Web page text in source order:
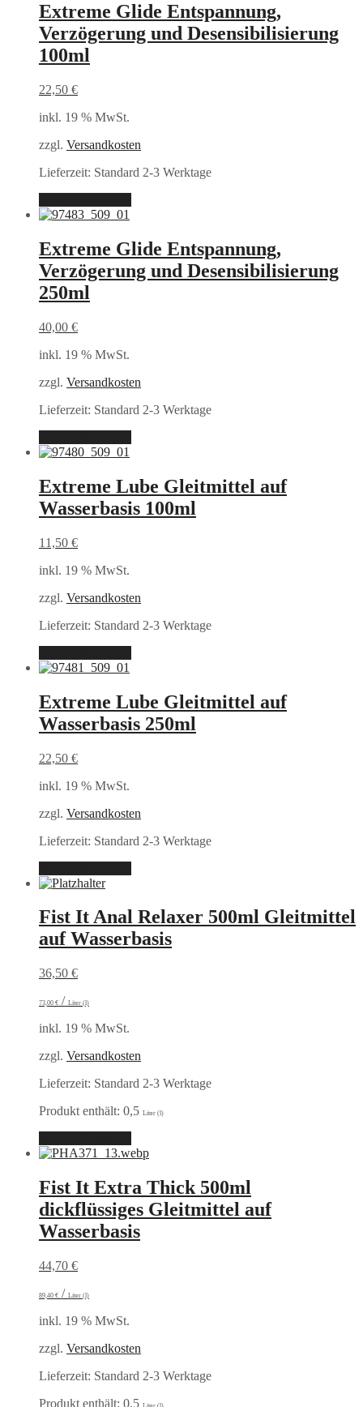
Extreme Glide Entspannung,
Verzögerung und Desensibilisierung
100ml
22,50 €
inkl. 19 % MwSt.
zzgl. Versandkosten
Lieferzeit: Standard 2-3 Werktage
Extreme Glide Entspannung,
Verzögerung und Desensibilisierung
250ml
40,00 €
inkl. 19 % MwSt.
zzgl. Versandkosten
Lieferzeit: Standard 2-3 Werktage
Extreme Lube Gleitmittel auf
Wasserbasis 100ml
11,50 €
inkl. 19 % MwSt.
zzgl. Versandkosten
Lieferzeit: Standard 2-3 Werktage
Extreme Lube Gleitmittel auf
Wasserbasis 250ml
22,50 €
inkl. 19 % MwSt.
zzgl. Versandkosten
Lieferzeit: Standard 2-3 Werktage
Fist It Anal Relaxer 500ml Gleitmittel
auf Wasserbasis
36,50 €
73,00 € / Liter (l)
inkl. 19 % MwSt.
zzgl. Versandkosten
Lieferzeit: Standard 2-3 Werktage
Produkt enthält: 0,5 Liter (l)
Fist It Extra Thick 500ml
dickflüssiges Gleitmittel auf
Wasserbasis
44,70 €
89,40 € / Liter (l)
inkl. 19 % MwSt.
zzgl. Versandkosten
Lieferzeit: Standard 2-3 Werktage
Produkt enthält: 0,5